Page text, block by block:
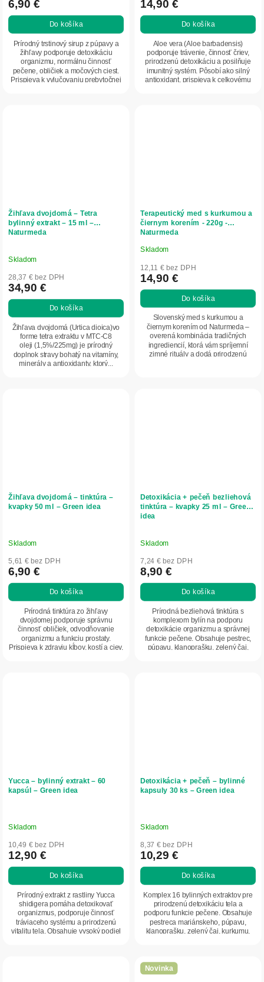
6,90 €
Do košíka
Prírodný trstinový sirup z púpavy a
žihľavy podporuje detoxikáciu
organizmu, normálnu činnosť
pečene, obličiek a močových ciest.
Prispieva k vylučovaniu prebytočnej
14,90 €
Do košíka
Aloe vera (Aloe barbadensis)
podporuje trávenie, činnosť čriev,
prirodzenú detoxikáciu a posilňuje
imunitný systém. Pôsobí ako silný
antioxidant, prispieva k celkovému
Žihľava dvojdomá – Tetra
bylinný extrakt – 15 ml –
Naturmeda
Skladom
28,37 € bez DPH
34,90 €
Do košíka
Žihľava dvojdomá (Urtica dioica)vo
forme tetra extraktu v MTC-C8
oleji (1,5%/225mg) je prírodný
doplnok stravy bohatý na vitamíny,
minerály a antioxidanty, ktorý...
Terapeutický med s kurkumou a
čiernym korením - 220g -
Naturmeda
Priemerné
hodnotenie
produktu
je
5,0
hviezdičiek.
Skladom
12,11 € bez DPH
14,90 €
Do košíka
Slovenský med s kurkumou a
čiernym korením od Naturmeda –
overená kombinácia tradičných
ingrediencií, ktorá vám spríjemní
zimné rituály a dodá prirodzenú
Žihľava dvojdomá – tinktúra –
kvapky 50 ml – Green idea
Skladom
5,61 € bez DPH
6,90 €
Do košíka
Prírodná tinktúra zo žihľavy
dvojdomej podporuje správnu
činnosť obličiek, odvodňovanie
organizmu a funkciu prostaty.
Prispieva k zdraviu kĺbov, kostí a ciev,
Detoxikácia + pečeň bezliehová
tinktúra – kvapky 25 ml – Green
idea
Skladom
7,24 € bez DPH
8,90 €
Do košíka
Prírodná bezliehová tinktúra s
komplexom bylín na podporu
detoxikácie organizmu a správnej
funkcie pečene. Obsahuje pestrec,
púpavu, klanoprašku, zelený čaj,
Yucca – bylinný extrakt – 60
kapsúl – Green idea
Skladom
10,49 € bez DPH
12,90 €
Do košíka
Prírodný extrakt z rastliny Yucca
shidigera pomáha detoxikovať
organizmus, podporuje činnosť
tráviaceho systému a prirodzenú
vitalitu tela. Obsahuje vysoký podiel
Detoxikácia + pečeň – bylinné
kapsuly 30 ks – Green idea
Skladom
8,37 € bez DPH
10,29 €
Do košíka
Komplex 16 bylinných extraktov pre
prirodzenú detoxikáciu tela a
podporu funkcie pečene. Obsahuje
pestreca mariánskeho, púpavu,
klanoprašku, zelený čaj, kurkumu,
Novinka